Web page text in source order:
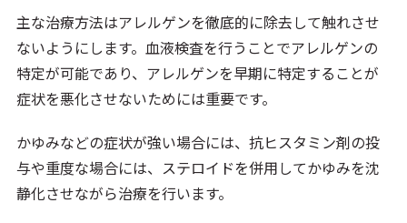
主な治療方法はアレルゲンを徹底的に除去して触れさせ
ないようにします。血液検査を行うことでアレルゲンの
特定が可能であり、アレルゲンを早期に特定することが
症状を悪化させないためには重要です。
かゆみなどの症状が強い場合には、抗ヒスタミン剤の投
与や重度な場合には、ステロイドを併用してかゆみを沈
静化させながら治療を行います。